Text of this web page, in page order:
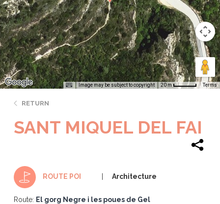
Image may be subject to copyright 20 m Terms
RETURN
SANT MIQUEL DEL FAI
ROUTE POI Architecture
Route: El gorg Negre i les poues de Gel